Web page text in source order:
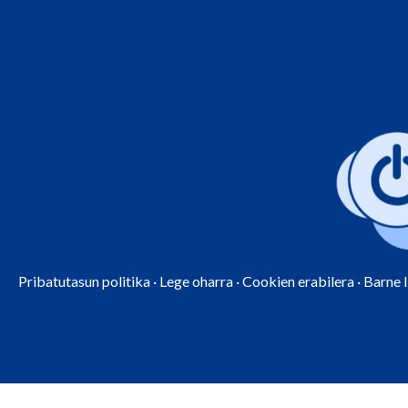
Pribatutasun politika · Lege oharra ·Cookien erabilera · Barne